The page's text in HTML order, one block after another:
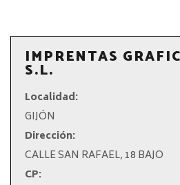
IMPRENTAS
S.L.
Localidad:
GIJÓN
Dirección:
CALLE SAN RAFAEL, 18 BAJO
CP: